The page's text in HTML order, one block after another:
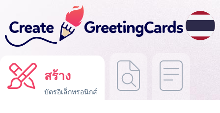
สร้าง
บัตรอิเล็กทรอนิกส์